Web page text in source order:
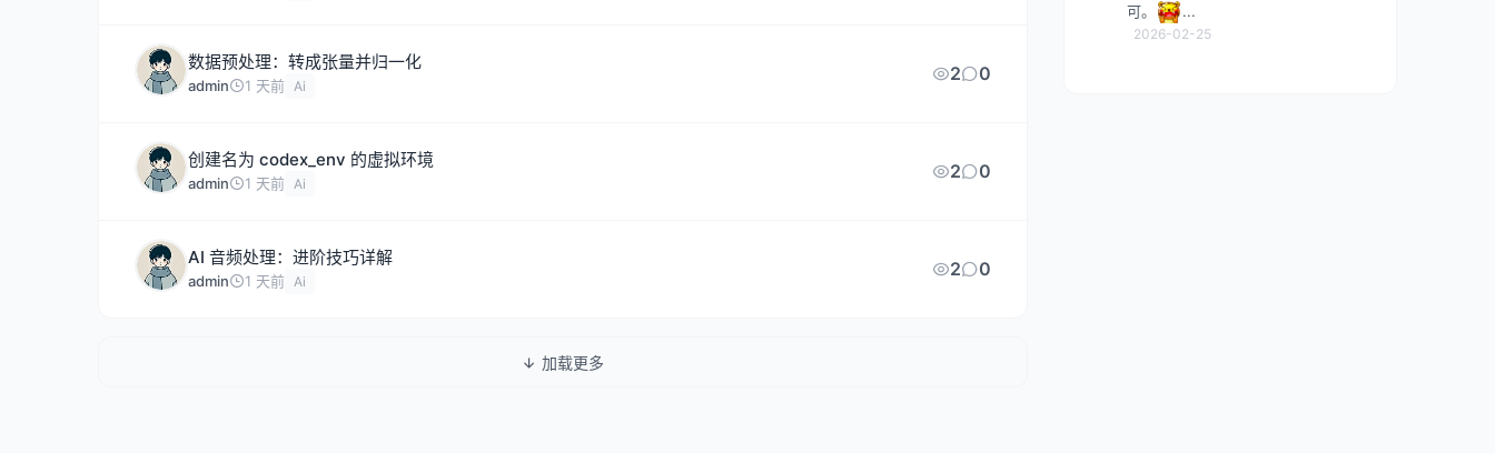
数据预处理：转成张量并归一化
admin 1 天前 Ai
2 0
创建名为 codex_env 的虚拟环境
admin 1 天前 Ai
2 0
AI 音频处理：进阶技巧详解
admin 1 天前 Ai
2 0
加载更多
可。
...
2026-02-25